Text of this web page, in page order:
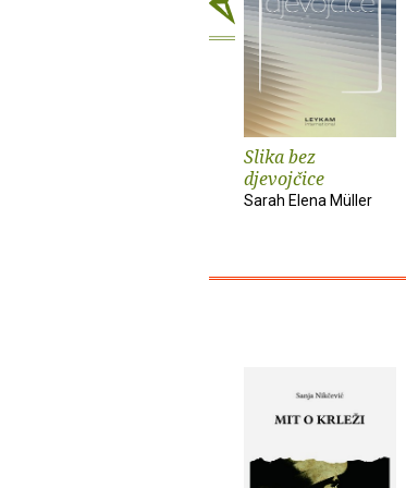
Slika bez
djevojčice
Sarah Elena Müller